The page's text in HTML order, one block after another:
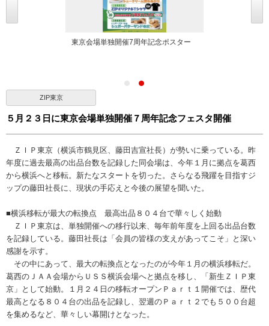
東京会場単独開催7周年記念ポスター
ZIP東京
５月２３日に東京会場単独開催７周年記念フェスタ開催
ＺＩＰ東京（横浜市鶴見区、藤田吉宣社長）が勢いに乗っている。昨
年度に過去最高の出品台数を記録した同会場は、今年１月に拠点を葛西
から横浜へと移転。新たなスタートを切った。さらなる飛躍を目指すジ
ップの藤田社長に、現状の手応えと今後の展望を聞いた。
■横浜移転が最大の転換点 最高出品８０４台で華々しく始動
ＺＩＰ東京は、単独開催への移行以来、毎年前年度を上回る出品台数
を記録している。藤田社長は「会員の皆様の支えがあってこそ」と深い
感謝を示す。
その中にあって、最大の転換点となったのが今年１月の横浜移転だ。
葛西のＪＡＡ会場からＵＳＳ横浜会場へと拠点を移し、「新生ＺＩＰ東
京」として始動。１月２４日の移転オープンＰａｒｔ１開催では、歴代
最高となる８０４台の出品を記録し、翌週のＰａｒｔ２でも５００台超
を集めるなど、華々しい幕開けとなった。